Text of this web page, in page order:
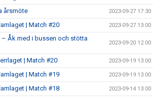
årsmöte 2023-09-27 17:30
| Match #20 2023-09-27 13:00
– Åk med i bussen och stötta
2023-09-20 12:00
| Match #20 2023-09-19 13:00
| Match #19 2023-09-19 13:00
| Match #18 2023-09-14 13:00